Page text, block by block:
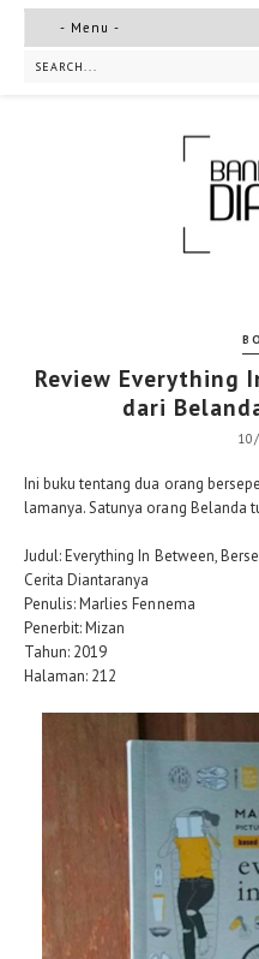
Review Everything
dari
Ini buku tentang dua orang
lamanya. Satunya orang Belanda
Judul: Everything In Between,
Cerita Diantaranya
Penulis: Marlies Fennema
Penerbit: Mizan
Tahun: 2019
Halaman: 212